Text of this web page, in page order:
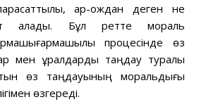
ар-ождан деген не
алады. Бұл ретте мораль
процесінде өз
мен құралдарды таңдау туралы
өз таңдауының моральдығы
өзгереді.